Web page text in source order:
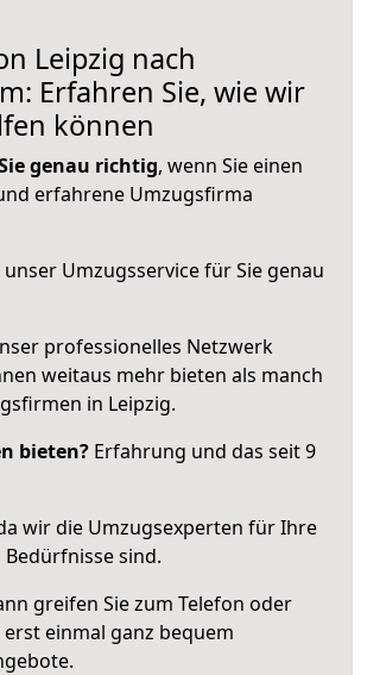
Leipzig nach
Erfahren Sie, wie wir
können
genau richtig, wenn Sie einen
erfahrene Umzugsfirma
unser Umzugsservice für Sie genau
professionelles Netzwerk
weitaus mehr bieten als manch
in Leipzig.
bieten? Erfahrung und das seit 9
wir die Umzugsexperten für Ihre
sind.
greifen Sie zum Telefon oder
erst einmal ganz bequem